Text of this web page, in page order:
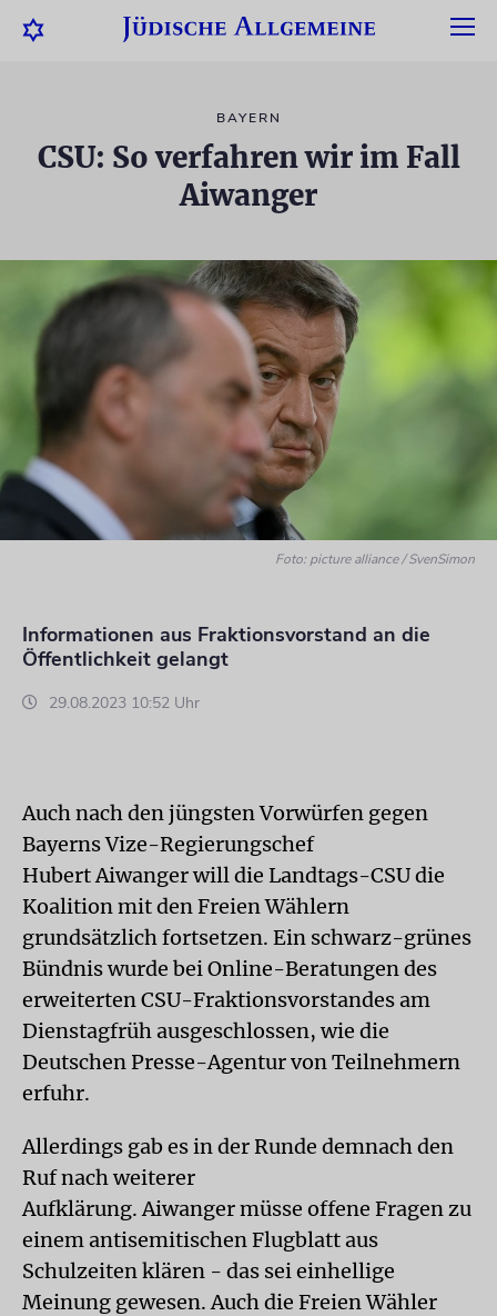
BAYERN
CSU: So verfahren wir im Fall
Aiwanger
Foto: picture alliance / SvenSimon
Informationen aus Fraktionsvorstand an die
Öffentlichkeit gelangt
29.08.2023 10:52 Uhr
Auch nach den jüngsten Vorwürfen gegen
Bayerns Vize-Regierungschef
Hubert Aiwanger will die Landtags-CSU die
Koalition mit den Freien Wählern
grundsätzlich fortsetzen. Ein schwarz-grünes
Bündnis wurde bei Online-Beratungen des
erweiterten CSU-Fraktionsvorstandes am
Dienstagfrüh ausgeschlossen, wie die
Deutschen Presse-Agentur von Teilnehmern
erfuhr.
Allerdings gab es in der Runde demnach den
Ruf nach weiterer
Aufklärung. Aiwanger müsse offene Fragen zu
einem antisemitischen Flugblatt aus
Schulzeiten klären - das sei einhellige
Meinung gewesen. Auch die Freien Wähler